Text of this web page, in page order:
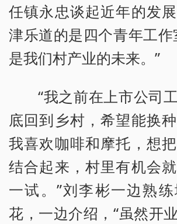
任镇永忠谈起近年的发
津乐道的是四个青年工作
是我们村产业的未来。”
“我之前在上市公司
底回到乡村，希望能换种
我喜欢咖啡和摩托，想
结合起来，村里有机会
一试。”刘李彬一边熟
花，一边介绍，“虽然开